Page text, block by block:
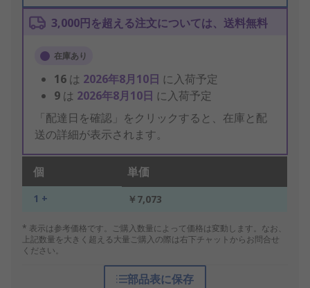
3,000円を超える注文については、送料無料
在庫あり
16 は 2026年8月10日 に入荷予定
9 は 2026年8月10日 に入荷予定
「配達日を確認」をクリックすると、在庫と配
送の詳細が表示されます。
個 単価
1 + ￥7,073
* 表示は参考価格です。ご購入数量によって価格は変動します。なお、
上記数量を大きく超える大量ご購入の際は右下チャットからお問合せ
ください。
部品表に保存